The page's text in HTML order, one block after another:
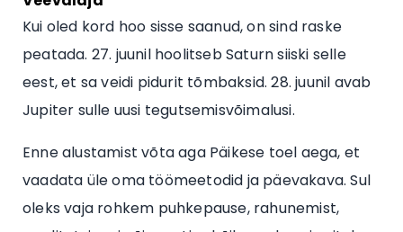
Kui oled kord hoo sisse saanud, on sind raske
peatada. 27. juunil hoolitseb Saturn siiski selle
eest, et sa veidi pidurit tõmbaksid. 28. juunil avab
Jupiter sulle uusi tegutsemisvõimalusi.
Enne alustamist võta aga Päikese toel aega, et
vaadata üle oma töömeetodid ja päevakava. Sul
oleks vaja rohkem puhkepause, rahunemist,